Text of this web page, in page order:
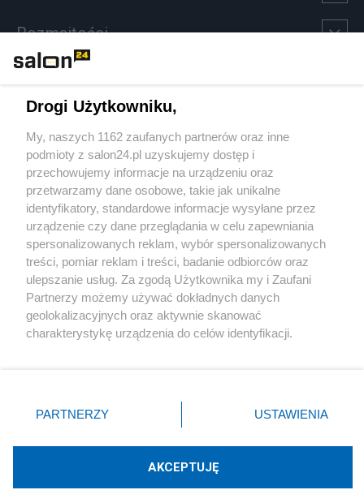
Rozmaitości
Sport
Społeczeństwo
Kultura
X Facebook Instagram Youtube
Drogi Użytkowniku,
My, naszych 1162 zaufanych partnerów oraz inne
podmioty z salon24.pl uzyskujemy dostęp i
przechowujemy informacje na urządzeniu oraz
przetwarzamy dane osobowe, takie jak unikalne
identyfikatory, standardowe informacje wysyłane przez
urządzenie czy dane przeglądania w celu zapewniania
spersonalizowanych reklam, wybór spersonalizowanych
treści, pomiar reklam i treści, badanie odbiorców oraz
ulepszanie usług. Za zgodą Użytkownika my i Zaufani
Partnerzy możemy używać dokładnych danych
geolokalizacyjnych oraz aktywnie skanować
charakterystykę urządzenia do celów identyfikacji.
zmienić/wycofać klikając przycisk ustawień prywatności
znajdujący się w lewym dolnym rogu strony
rodzaje przetwarzania danych nie wymagają zgody
użytkownika, ale masz prawo sprzeciwić się takiemu
PARTNERZY USTAWIENIA
AKCEPTUJĘ